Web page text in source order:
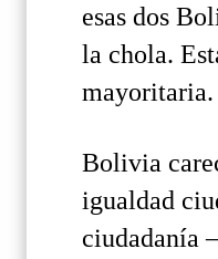
esas dos
la chola.
mayoritaria.
Bolivia
igualdad
ciudadanía